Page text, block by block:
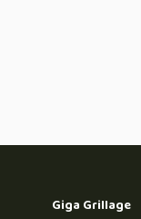
Giga Grillage